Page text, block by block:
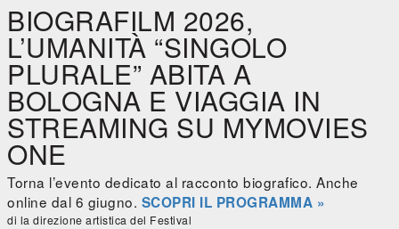
BIOGRAFILM 2026,
L’UMANITÀ “SINGOLO
PLURALE” ABITA A
BOLOGNA E VIAGGIA IN
STREAMING SU MYMOVIES
ONE
Torna l’evento dedicato al racconto biografico. Anche
online dal 6 giugno. SCOPRI IL PROGRAMMA »
di la direzione artistica del Festival